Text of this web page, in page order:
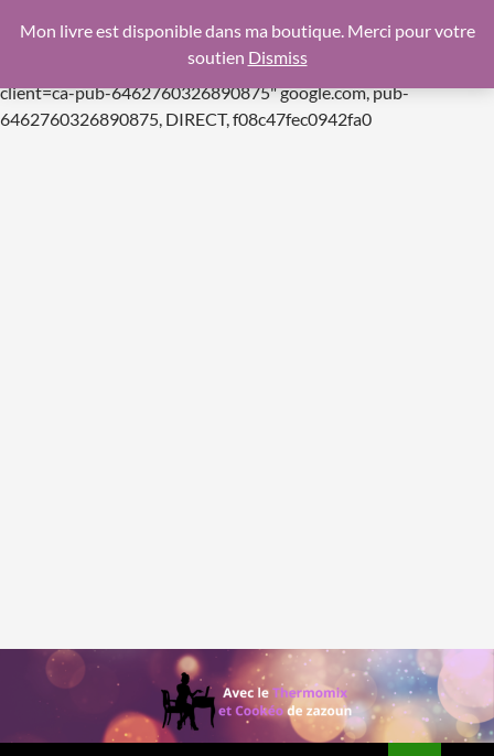
f08c47fec0942fa0
https://pagead2.googlesyndication.com/pagead/js/
client=ca-pub-6462760326890875"google.com, pub-
6462760326890875, DIRECT, f08c47fec0942fa0Aller
Mon livre est disponible dans ma boutique. Merci pour votre
soutien Dismiss